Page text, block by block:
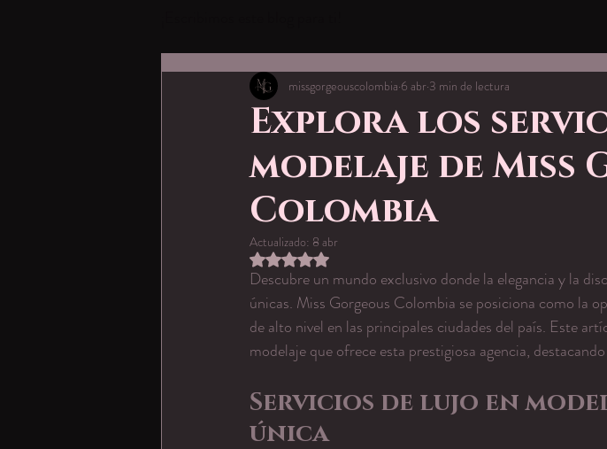
Explora los
modelaje de Miss
Colombia
missgorgeouscolombia 6 abr 3 min de lectura
Actualizado: 8 abr
Obtuvo NaN de 5 estrellas.
Descubre un mundo exclusivo donde la elegancia y la
únicas. Miss Gorgeous Colombia se posiciona como la
de alto nivel en las principales ciudades del país. Este
modelaje que ofrece esta prestigiosa agencia,
Servicios de lujo en
única